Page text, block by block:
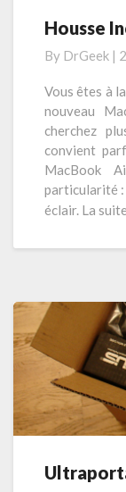
r
2
0
1
1
1
″
i
7
H
o
u
s
s
e
I
n
c
a
u
r
a
c
B
o
o
A
Housse
By DrGeek |
Vous êtes à
nouveau
cherchez
convient
MacBook
particularité
éclair. La
U